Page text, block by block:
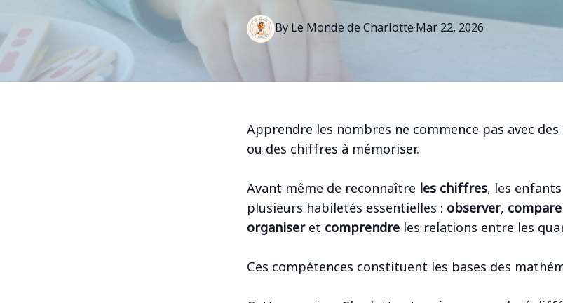
Mar 22, 2026
·
ByLeMonde de Charlotte
Apprendre les nombres ne commence pas avec
ou des chiffres à mémoriser.
Avant même de reconnaître les chiffres, les
plusieurs habiletés essentielles :observer,
organiseretcomprendreles relations entre les
Ces compétences constituent les bases des